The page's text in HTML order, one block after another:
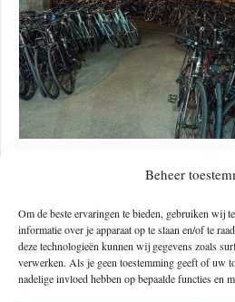
Beheer
Om de beste ervaringen te bieden, gebruiken wij
informatie over je apparaat op te slaan en/of te
deze technologieën kunnen wij gegevens zoals
verwerken. Als je geen toestemming geeft of uw
nadelige invloed hebben op bepaalde functies en
Als het gaat om fietsvriendelijke
Ottawa zijn. Veel hotels en bed &
fietsvriendelijke voorzieningen, zoals een